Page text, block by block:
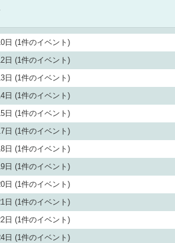
日 (1件のイベント)
日 (1件のイベント)
日 (1件のイベント)
日 (1件のイベント)
日 (1件のイベント)
日 (1件のイベント)
日 (1件のイベント)
日 (1件のイベント)
日 (1件のイベント)
日 (1件のイベント)
日 (1件のイベント)
日 (1件のイベント)